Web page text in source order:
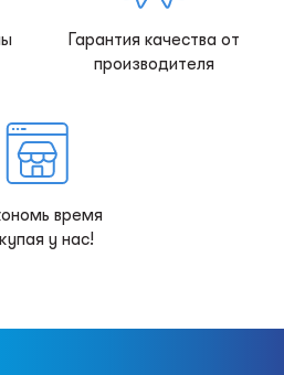
Гарантия качества от
производителя
время
у нас!